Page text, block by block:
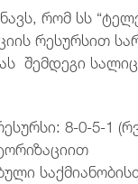
რომ სს
რესურსით
შემდეგი
8-0-5-1